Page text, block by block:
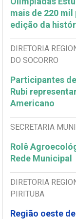
mais de 220
edição da
DIRETORIA
DO SOCORRO
Participantes
Rubi
Americano
SECRETARIA
Rolê
Rede Municipal
DIRETORIA
PIRITUBA
Região oeste